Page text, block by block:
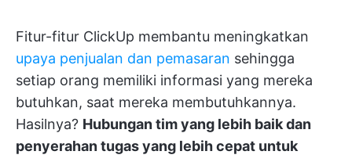
Fitur-fitur ClickUp membantu meningkatkan
upaya penjualan dan pemasaran sehingga
setiap orang memiliki informasi yang mereka
butuhkan, saat mereka membutuhkannya.
Hasilnya? Hubungan tim yang lebih baik dan
penyerahan tugas yang lebih cepat untuk